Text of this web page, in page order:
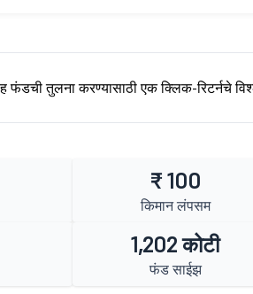
फंडची तुलना करण्यासाठी एक क्लिक-रिटर्नचे
₹ 100
किमान लंपसम
1,202 कोटी
फंड साईझ